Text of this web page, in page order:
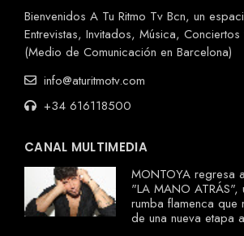
Bienvenidos A Tu Ritmo Tv Bcn, un
Entrevistas, Invitados, Música,
(Medio de Comunicación en Barcelona)
info@aturitmotv.com
+34 616118500
CANAL MULTIMEDIA
MONTOYA regresa
"LA MANO ATRÁS",
rumba flamenca que
de una nueva etapa